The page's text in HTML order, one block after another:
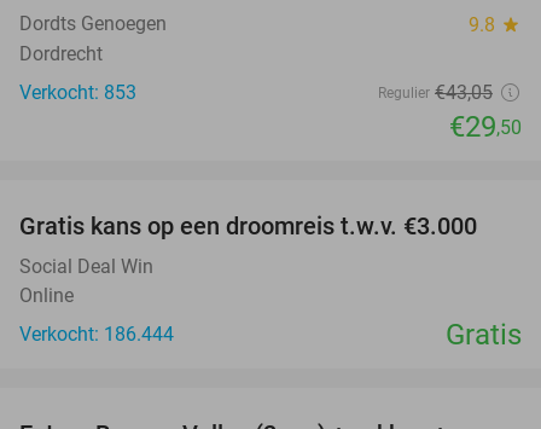
Dordts Genoegen 9.8 star
Dordrecht
Verkocht: 853
Regulier €43,05
€29,50
Gratis kans op een droomreis t.w.v. €3.000
Social Deal Win
Online
Verkocht: 186.444
Gratis